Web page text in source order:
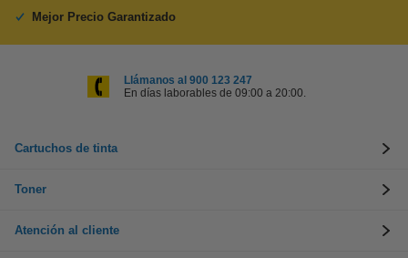
Mejor Precio Garantizado
Llámanos al 900 123 247
En días laborables de 09:00 a 20:00.
Cartuchos de tinta
Toner
Atención al cliente